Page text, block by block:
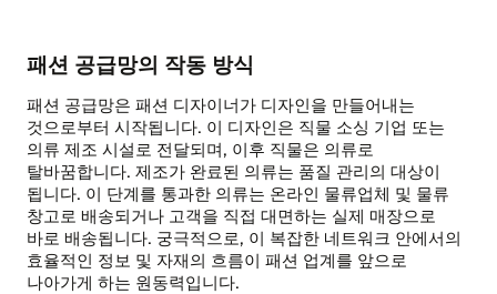
패션 공급망의 작동 방식
패션 공급망은 패션 디자이너가 디자인을 만들어내는
것으로부터 시작됩니다. 이 디자인은 직물 소싱 기업 또는
의류 제조 시설로 전달되며, 이후 직물은 의류로
탈바꿈합니다. 제조가 완료된 의류는 품질 관리의 대상이
됩니다. 이 단계를 통과한 의류는 온라인 물류업체 및 물류
창고로 배송되거나 고객을 직접 대면하는 실제 매장으로
바로 배송됩니다. 궁극적으로, 이 복잡한 네트워크 안에서의
효율적인 정보 및 자재의 흐름이 패션 업계를 앞으로
나아가게 하는 원동력입니다.